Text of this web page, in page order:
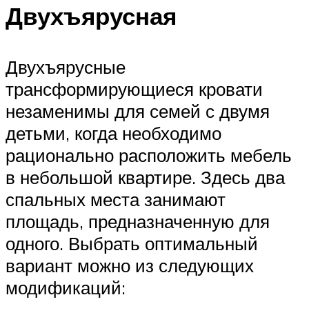
Двухъярусная
Двухъярусные
трансформирующиеся кровати
незаменимы для семей с двумя
детьми, когда необходимо
рационально расположить мебель
в небольшой квартире. Здесь два
спальных места занимают
площадь, предназначенную для
одного. Выбрать оптимальный
вариант можно из следующих
модификаций: